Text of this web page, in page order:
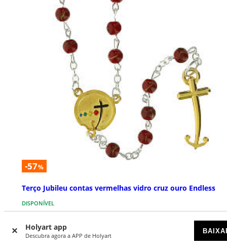
Holyart app
Descubra agora a APP de Holyart
-57%
Terço Jubileu contas vermelhas vidro cruz ouro Endless
DISPONÍVEL
€ 29,90 € 69,00